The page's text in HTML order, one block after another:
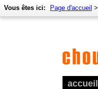
accueil
Vous êtes ici: Page d'accueil >